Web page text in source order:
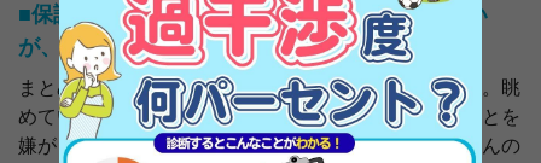
■保護者の意見、要望に全部賛同する必要はない
が、気持ちを聞いてあげるのは大事
まとめると、 保護者との距離をもっと縮めることです。眺
めていると、コーチの皆さんは保護者に意見されることを
嫌がります。だからついつい遠のいてしまう。親御さんの